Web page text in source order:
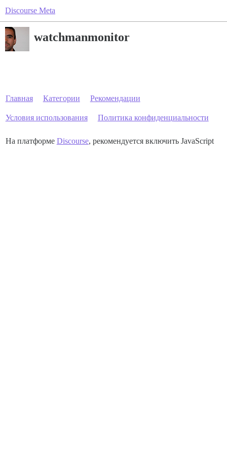
Discourse Meta
watchmanmonitor
Главная Категории Рекомендации
Условия использования Политика конфиденциальности
На платформе Discourse, рекомендуется включить JavaScript